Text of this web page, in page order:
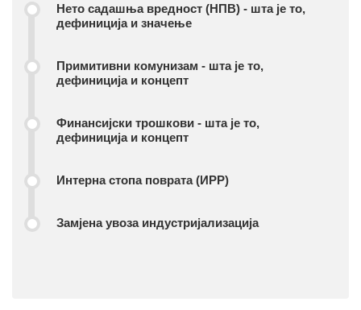
Нето садашња вредност (НПВ) - шта је то,
дефиниција и значење
Примитивни комунизам - шта је то,
дефиниција и концепт
Финансијски трошкови - шта је то,
дефиниција и концепт
Интерна стопа поврата (ИРР)
Замјена увоза индустријализација